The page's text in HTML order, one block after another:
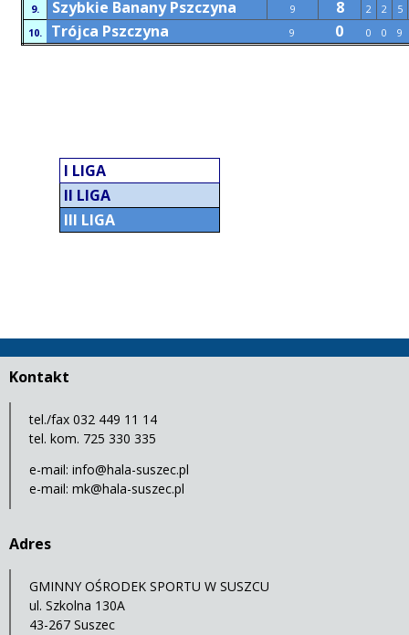
9.
Szybkie Banany Pszczyna 9 8 2 2
5
10.
Trójca Pszczyna 9 0 0 0 9
I LIGA
II LIGA
III LIGA
Kontakt
tel./fax 032 449 11 14
tel. kom. 725 330 335
e-mail: info@hala-suszec.pl
e-mail: mk@hala-suszec.pl
Adres
GMINNY OŚRODEK SPORTU W SUSZCU
ul. Szkolna 130A
43-267 Suszec